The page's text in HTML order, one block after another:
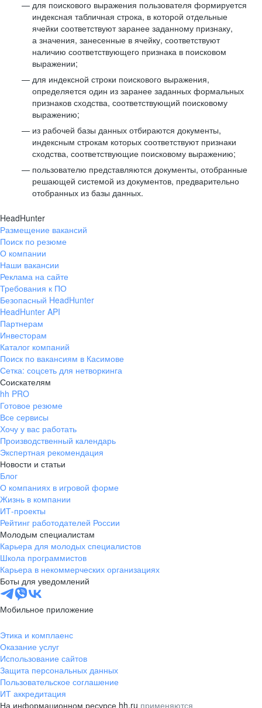
для поискового выражения пользователя формируется
индексная табличная строка, в которой отдельные
ячейки соответствуют заранее заданному признаку,
а значения, занесенные в ячейку, соответствуют
наличию соответствующего признака в поисковом
выражении;
для индексной строки поискового выражения,
определяется один из заранее заданных формальных
признаков сходства, соответствующий поисковому
выражению;
из рабочей базы данных отбираются документы,
индексным строкам которых соответствуют признаки
сходства, соответствующие поисковому выражению;
пользователю представляются документы, отобранные
решающей системой из документов, предварительно
отобранных из базы данных.
HeadHunter
Размещение вакансий
Поиск по резюме
О компании
Наши вакансии
Реклама на сайте
Требования к ПО
Безопасный HeadHunter
HeadHunter API
Партнерам
Инвесторам
Каталог компаний
Поиск по вакансиям в Касимове
Сетка: соцсеть для нетворкинга
Соискателям
hh PRO
Готовое резюме
Все сервисы
Хочу у вас работать
Производственный календарь
Экспертная рекомендация
Новости и статьи
Блог
О компаниях в игровой форме
Жизнь в компании
ИТ-проекты
Рейтинг работодателей России
Молодым специалистам
Карьера для молодых специалистов
Школа программистов
Карьера в некоммерческих организациях
Боты для уведомлений
Мобильное приложение
Этика и комплаенс
Оказание услуг
Использование сайтов
Защита персональных данных
Пользовательское соглашение
ИТ аккредитация
На информационном ресурсе hh.ru применяются